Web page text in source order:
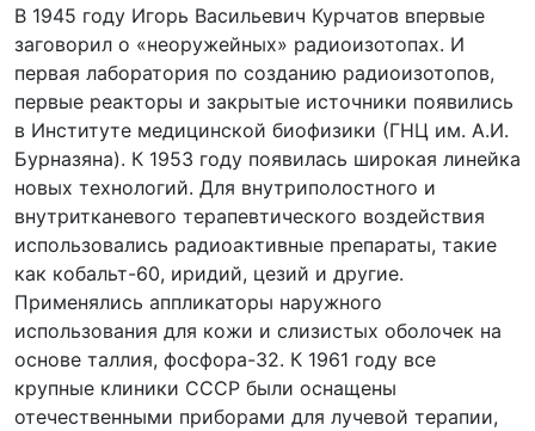
В 1945 году Игорь Васильевич Курчатов впервые
заговорил о «неоружейных» радиоизотопах. И
первая лаборатория по созданию радиоизотопов,
первые реакторы и закрытые источники появились
в Институте медицинской биофизики (ГНЦ им. А.И.
Бурназяна). К 1953 году появилась широкая линейка
новых технологий. Для внутриполостного и
внутритканевого терапевтического воздействия
использовались радиоактивные препараты, такие
как кобальт-60, иридий, цезий и другие.
Применялись аппликаторы наружного
использования для кожи и слизистых оболочек на
основе таллия, фосфора-32. К 1961 году все
крупные клиники СССР были оснащены
отечественными приборами для лучевой терапии,